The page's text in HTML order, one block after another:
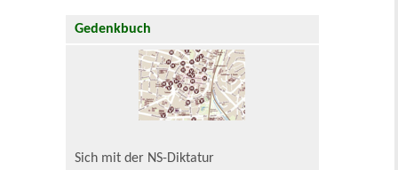
Gedenkbuch
Sich mit der NS-Diktatur